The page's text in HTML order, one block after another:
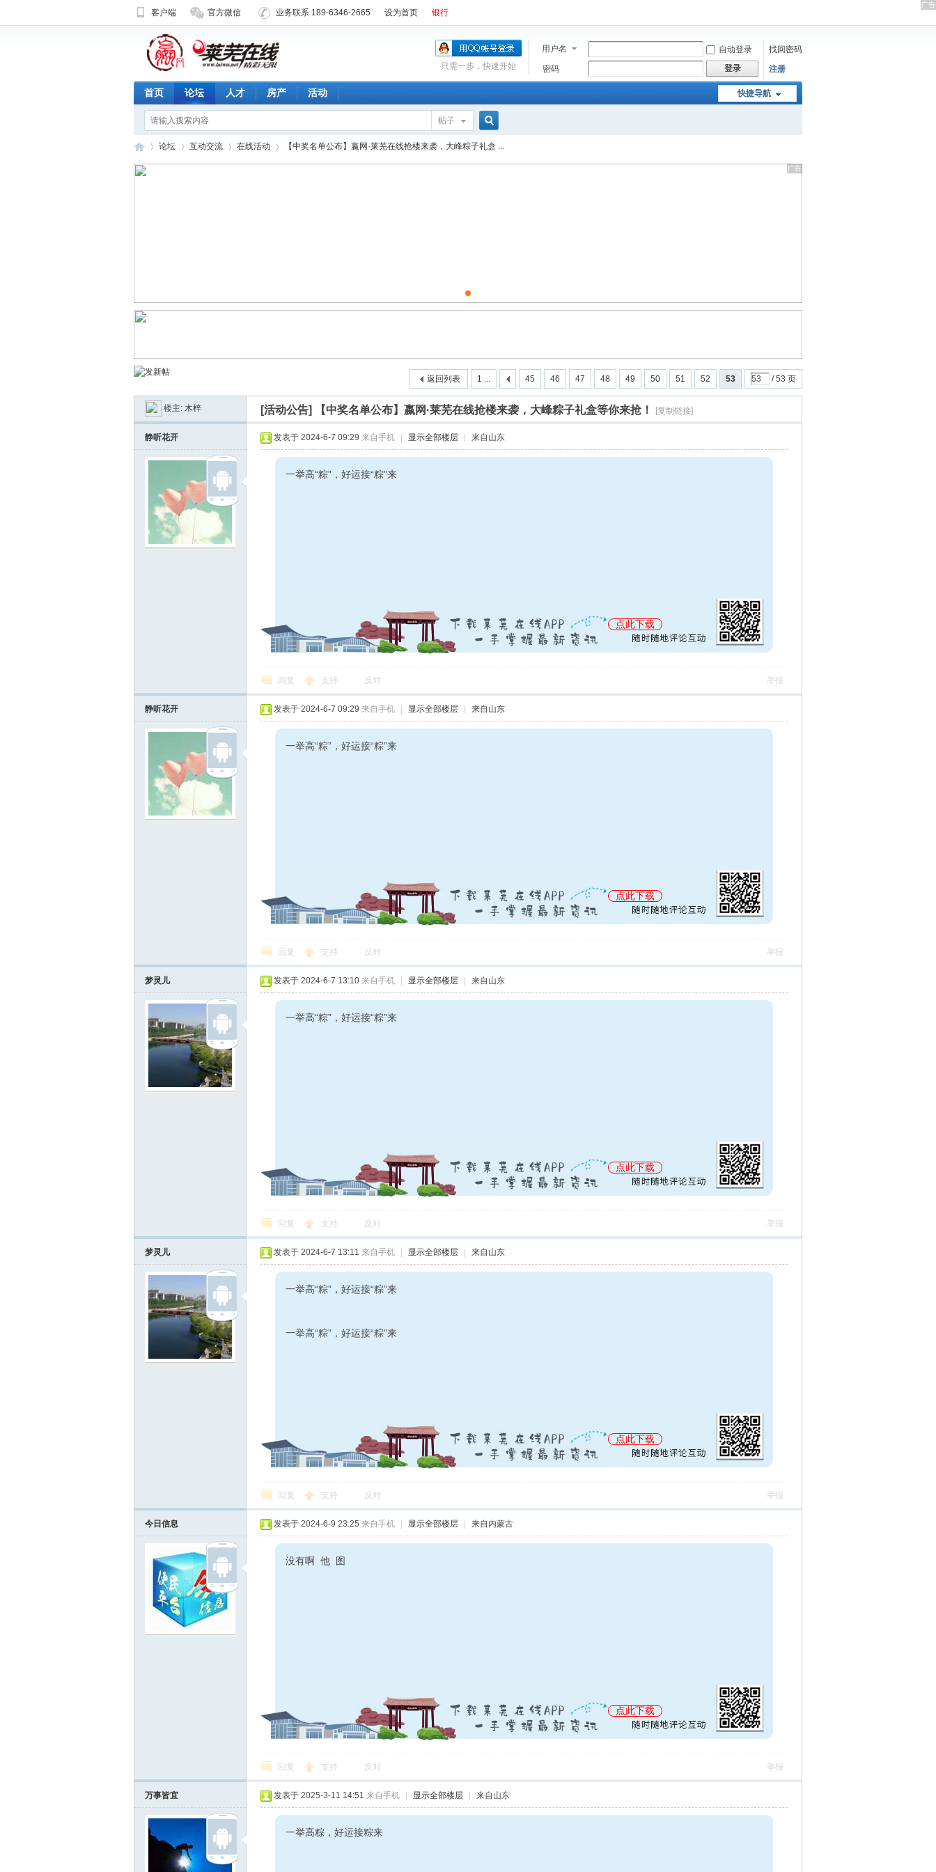
客户端 官方微信 业务联系 189-6346-2665 设为首页 银行
用户名 自动登录
找回密码
密码
登录 注册
只需一步，快速开始
快捷导航
首页 论坛 人才 房产 活动
帖子
搜
论坛 互动交流 在线活动 【中奖名单公布】嬴网·莱芜在线抢楼来袭，大峰粽子礼盒 ...
1 ... 45 46 47 48 49 50 51 52 53 / 53 页
返回列表
楼主: 木梓 [活动公告] 【中奖名单公布】嬴网·莱芜在线抢楼来袭，大峰粽子礼盒等你来抢！ [复制链接]
静听花开 发表于 2024-6-7 09:29 来自手机 显示全部楼层 来自山东
一举高“粽”，好运接“粽”来
点此下载
回复 支持 反对 举报
静听花开 发表于 2024-6-7 09:29 来自手机 显示全部楼层 来自山东
一举高“粽”，好运接“粽”来
点此下载
回复 支持 反对 举报
梦灵儿 发表于 2024-6-7 13:10 来自手机 显示全部楼层 来自山东
一举高“粽”，好运接“粽”来
点此下载
回复 支持 反对 举报
梦灵儿 发表于 2024-6-7 13:11 来自手机 显示全部楼层 来自山东
一举高“粽”，好运接“粽”来
一举高“粽”，好运接“粽”来
点此下载
回复 支持 反对 举报
今日信息 发表于 2024-6-9 23:25 来自手机 显示全部楼层 来自内蒙古
没有啊 他 图
点此下载
回复 支持 反对 举报
万事皆宜 发表于 2025-3-11 14:51 来自手机 显示全部楼层 来自山东
一举高粽，好运接粽来